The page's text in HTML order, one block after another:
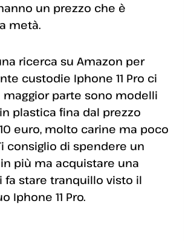
un prezzo che è
metà.
ricerca su Amazon per
custodie Iphone 11 Pro ci
maggior parte sono modelli
plastica fina dal prezzo
euro, molto carine ma poco
consiglio di spendere un
più ma acquistare una
fa stare tranquillo visto il
Iphone 11 Pro.